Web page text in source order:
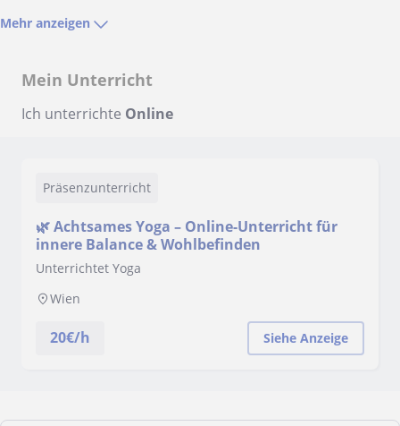
Mehr anzeigen
Mein Unterricht
Ich unterrichte Online
Präsenzunterricht
🌿 Achtsames Yoga – Online-Unterricht für
innere Balance & Wohlbefinden
Unterrichtet Yoga
Wien
20€/h Siehe Anzeige